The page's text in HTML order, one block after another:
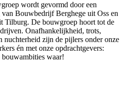
wordt gevormd door een
Bouwbedrijf Berghege uit Oss en
Tilburg. De bouwgroep hoort tot de
Onafhankelijkheid, trots,
nuchterheid zijn de pijlers onder onze
én met onze opdrachtgevers:
bouwambities waar!